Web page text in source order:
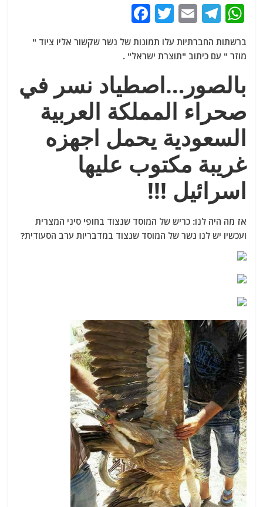
W
at
A
p
p
T
e
ra
m
E
m
ai
T
itt
a
c
e
b
o
o
k
ברשתות החברתיות עלו תמונות של נשר שקשור אליו ציוד "
מוזר " עם כיתוב "תוצרת ישראל" .
بالصور…اصطياد نسر في
صحراء المملكة العربية
السعودية يحمل اجهزه
غريبة مكتوب عليها
اسرائيل !!!
אז מה היה לנו: כריש של המוסד שנצוד בחופי סיני המצרית
ועכשיו יש לנו נשר של המוסד שנצוד במדבריות ערב הסעודית?